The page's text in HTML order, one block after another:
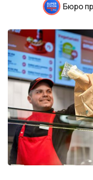
Дизайн
Бюро